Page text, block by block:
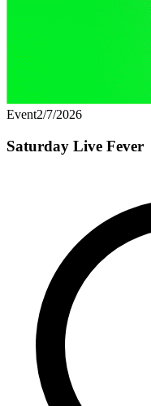
Event2/7/2026
Saturday Live Fever